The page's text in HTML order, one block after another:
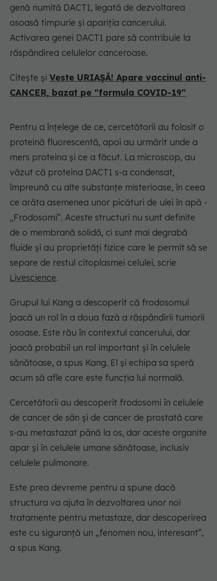
genă numită DACT1, legată de dezvoltarea
osoasă timpurie și apariția cancerului.
Activarea genei DACT1 pare să contribuie la
răspândirea celulelor canceroase.
Citește și Veste URIAȘĂ! Apare vaccinul anti-
CANCER, bazat pe "formula COVID-19"
Pentru a înțelege de ce, cercetătorii au folosit o
proteină fluorescentă, apoi au urmărit unde a
mers proteina și ce a făcut. La microscop, au
văzut că proteina DACT1 s-a condensat,
împreună cu alte substanțe misterioase, în ceea
ce arăta asemenea unor picături de ulei în apă -
„Frodosomi”. Aceste structuri nu sunt definite
de o membrană solidă, ci sunt mai degrabă
fluide și au proprietăți fizice care le permit să se
separe de restul citoplasmei celulei, scrie
Livescience.
Grupul lui Kang a descoperit că frodosomul
joacă un rol în a doua fază a răspândirii tumorii
osoase. Este rău în contextul cancerului, dar
joacă probabil un rol important și în celulele
sănătoase, a spus Kang. El și echipa sa speră
acum să afle care este funcția lui normală.
Cercetătorii au descoperit frodosomi în celulele
de cancer de sân și de cancer de prostată care
s-au metastazat până la os, dar aceste organite
apar și în celulele umane sănătoase, inclusiv
celulele pulmonare.
Este prea devreme pentru a spune dacă
structura va ajuta în dezvoltarea unor noi
tratamente pentru metastaze, dar descoperirea
este cu siguranță un „fenomen nou, interesant”,
a spus Kang.